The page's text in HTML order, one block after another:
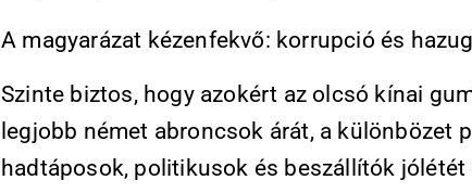
A magyarázat kézenfekvő: korrupció és
Szinte biztos, hogy azokért az olcsó kínai
legjobb német abroncsok árát, a különbözet
hadtáposok, politikusok és beszállítók jólétét